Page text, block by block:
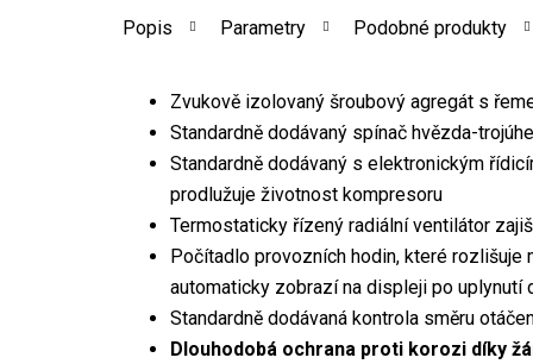
Popis Parametry Podobné produkty
Zvukově izolovaný šroubový agregát s
Standardně dodávaný spínač hvězda-
Standardně dodávaný s elektronickým
prodlužuje životnost kompresoru
Termostaticky řízený radiální ventilátor
Počítadlo provozních hodin, které rozlišuje
automaticky zobrazí na displeji po uplynutí
Standardně dodávaná kontrola směru
Dlouhodobá ochrana proti korozi díky